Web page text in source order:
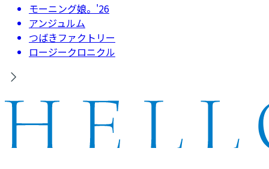
モーニング娘。'26
アンジュルム
つばきファクトリー
ロージークロニクル